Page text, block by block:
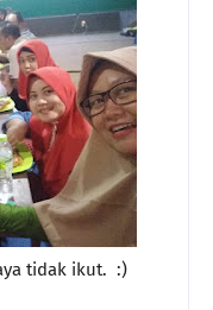
tidak ikut. :)